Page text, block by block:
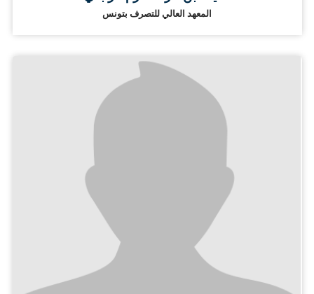
المعهد العالي للتصرف بتونس